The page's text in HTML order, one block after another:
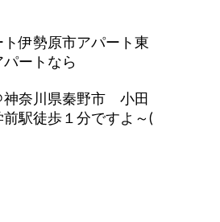
伊勢原市アパート東
ートなら
神奈川県秦野市 小田
駅徒歩１分ですよ～(